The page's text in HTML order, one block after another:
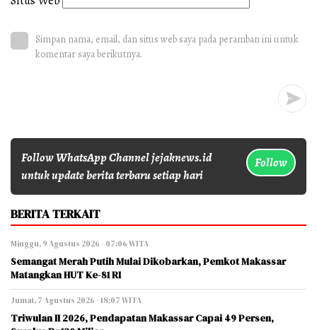
Simpan nama, email, dan situs web saya pada peramban ini untuk
komentar saya berikutnya.
Follow WhatsApp Channel jejaknews.id
untuk update berita terbaru setiap hari
Follow
BERITA TERKAIT
Minggu, 9 Agustus 2026 - 07:06 WITA
Semangat Merah Putih Mulai Dikobarkan, Pemkot Makassar
Matangkan HUT Ke-81 RI
Jumat, 7 Agustus 2026 - 18:07 WITA
Triwulan II 2026, Pendapatan Makassar Capai 49 Persen,